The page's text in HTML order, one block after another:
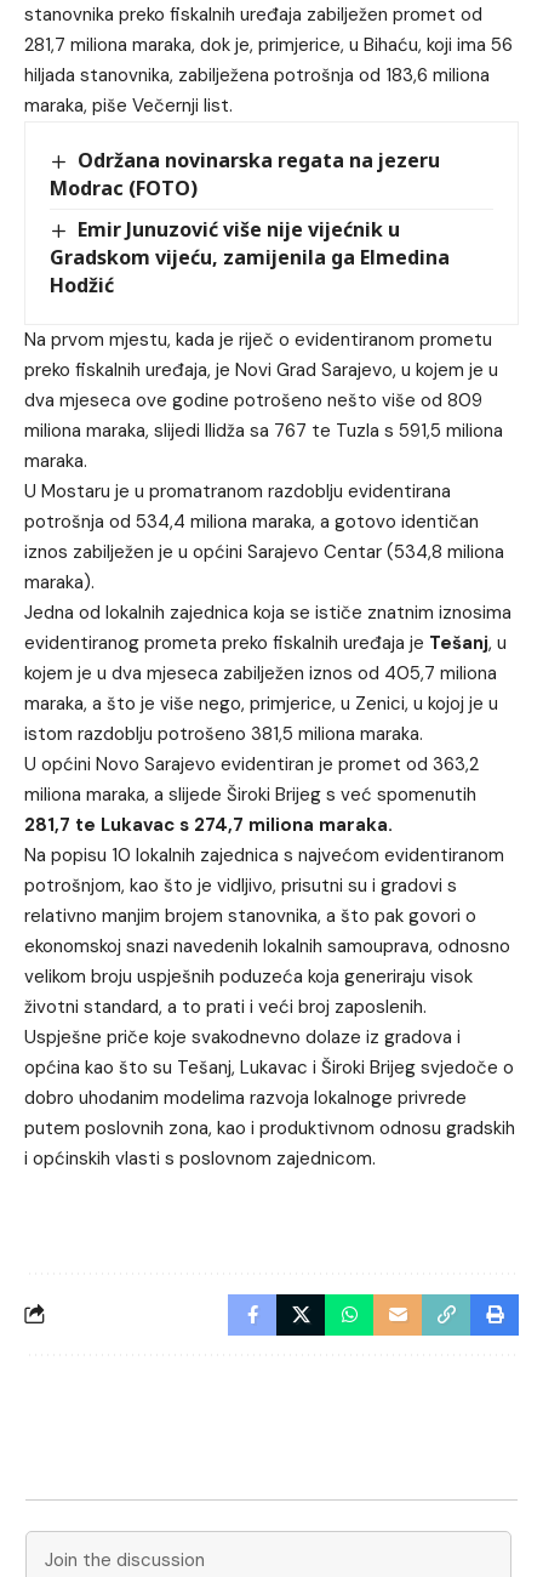
stanovnika preko fiskalnih uređaja zabilježen promet od
281,7 miliona maraka, dok je, primjerice, u Bihaću, koji ima 56
hiljada stanovnika, zabilježena potrošnja od 183,6 miliona
maraka, piše Večernji list.
Održana novinarska regata na jezeru
Modrac (FOTO)
Emir Junuzović više nije vijećnik u
Gradskom vijeću, zamijenila ga Elmedina
Hodžić
Na prvom mjestu, kada je riječ o evidentiranom prometu
preko fiskalnih uređaja, je Novi Grad Sarajevo, u kojem je u
dva mjeseca ove godine potrošeno nešto više od 809
miliona maraka, slijedi Ilidža sa 767 te Tuzla s 591,5 miliona
maraka.
U Mostaru je u promatranom razdoblju evidentirana
potrošnja od 534,4 miliona maraka, a gotovo identičan
iznos zabilježen je u općini Sarajevo Centar (534,8 miliona
maraka).
Jedna od lokalnih zajednica koja se ističe znatnim iznosima
evidentiranog prometa preko fiskalnih uređaja je Tešanj, u
kojem je u dva mjeseca zabilježen iznos od 405,7 miliona
maraka, a što je više nego, primjerice, u Zenici, u kojoj je u
istom razdoblju potrošeno 381,5 miliona maraka.
U općini Novo Sarajevo evidentiran je promet od 363,2
miliona maraka, a slijede Široki Brijeg s već spomenutih
281,7 te Lukavac s 274,7 miliona maraka.
Na popisu 10 lokalnih zajednica s najvećom evidentiranom
potrošnjom, kao što je vidljivo, prisutni su i gradovi s
relativno manjim brojem stanovnika, a što pak govori o
ekonomskoj snazi navedenih lokalnih samouprava, odnosno
velikom broju uspješnih poduzeća koja generiraju visok
životni standard, a to prati i veći broj zaposlenih.
Uspješne priče koje svakodnevno dolaze iz gradova i
općina kao što su Tešanj, Lukavac i Široki Brijeg svjedoče o
dobro uhodanim modelima razvoja lokalnoge privrede
putem poslovnih zona, kao i produktivnom odnosu gradskih
i općinskih vlasti s poslovnom zajednicom.